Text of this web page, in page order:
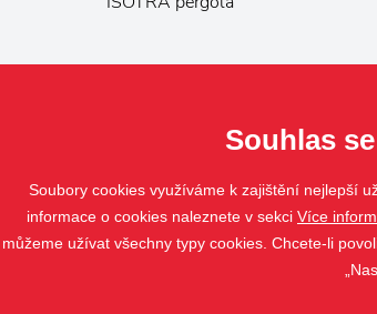
Souhlas
Soubory cookies využíváme k zajištění nejlepší
informace o cookies naleznete v sekci Více
můžeme užívat všechny typy cookies. Chcete-li